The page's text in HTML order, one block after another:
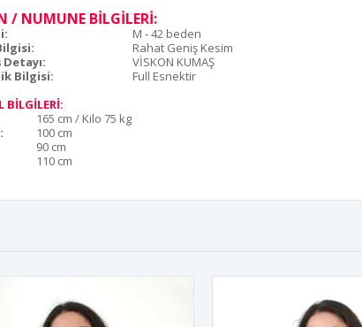
/ NUMUNE BİLGİLERİ:
M - 42 beden
Rahat Geniş Kesim
Detayı:
VİSKON KUMAŞ
Bilgisi:
Full Esnektir
BİLGİLERİ:
165 cm / Kilo 75 kg
100 cm
90 cm
110 cm